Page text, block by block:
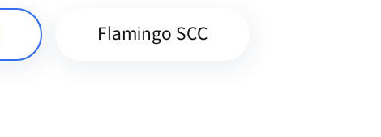
Flamingo SCC